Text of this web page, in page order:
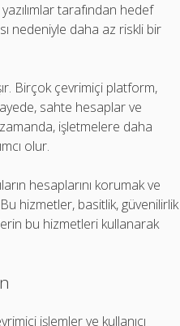
tarafından hedef
nedeniyle daha az riskli bir
Birçok çevrimiçi platform,
sahte hesaplar ve
zamanda, işletmelere daha
olur.
hesaplarını korumak ve
hizmetler, basitlik, güvenilirlik
bu hizmetleri kullanarak
işlemler ve kullanıcı